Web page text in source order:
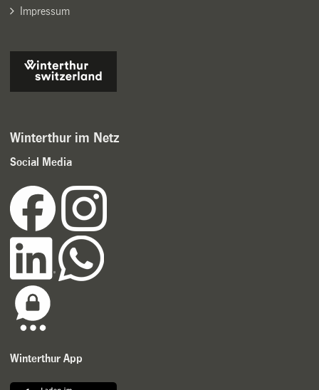
Impressum
Winterthur im Netz
Social Media
Winterthur App